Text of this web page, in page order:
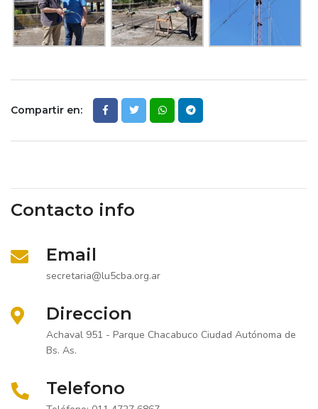
Compartir en:
Contacto info
Email
secretaria@lu5cba.org.ar
Direccion
Achaval 951 - Parque Chacabuco Ciudad Autónoma de
Bs. As.
Telefono